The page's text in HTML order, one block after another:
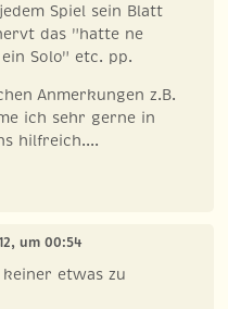
Spiel sein Blatt
das "hatte ne
Solo" etc. pp.
Anmerkungen z.B.
ich sehr gerne in
hilfreich....
um 00:54
etwas zu